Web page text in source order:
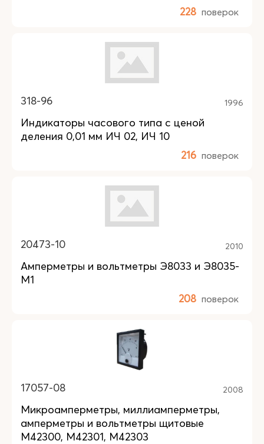
228 поверок
318-96 1996
Индикаторы часового типа с ценой
деления 0,01 мм ИЧ 02, ИЧ 10
216 поверок
20473-10 2010
Амперметры и вольтметры Э8033 и Э8035-
М1
208 поверок
17057-08 2008
Микроамперметры, миллиамперметры,
амперметры и вольтметры щитовые
М42300, М42301, М42303